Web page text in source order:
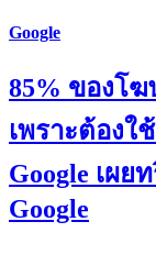
Google
85% ของโฆ
เพราะต้องใ
Google เผ
Google